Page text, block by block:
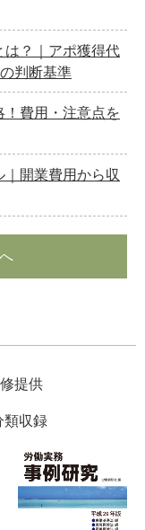
？｜アポ獲得代
判断基準
費用・注意点を
開業費用から収
提供
類収録